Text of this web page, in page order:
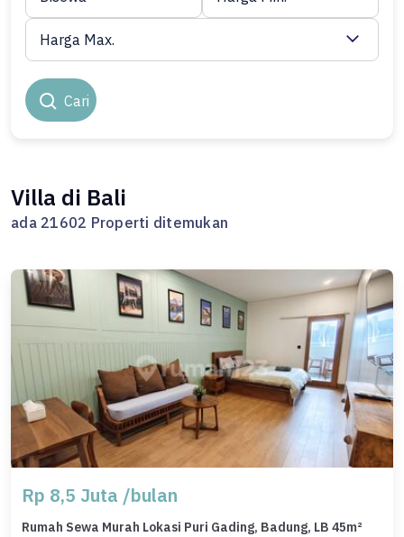
Cari
Harga Max.
Villa di Bali
ada 21602 Properti ditemukan
Rp 8,5 Juta /bulan
Rumah Sewa Murah Lokasi Puri Gading, Badung, LB 45m²